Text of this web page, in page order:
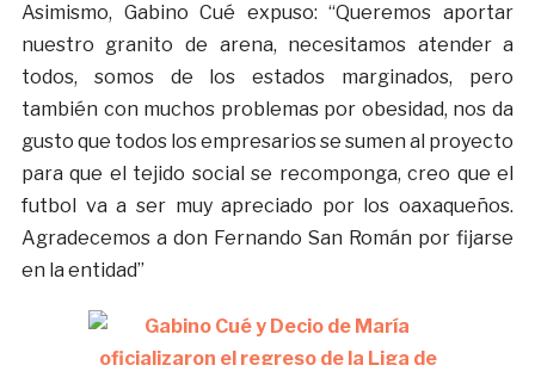
Asimismo, Gabino Cué expuso: “Queremos aportar
nuestro granito de arena, necesitamos atender a
todos, somos de los estados marginados, pero
también con muchos problemas por obesidad, nos da
gusto que todos los empresarios se sumen al proyecto
para que el tejido social se recomponga, creo que el
futbol va a ser muy apreciado por los oaxaqueños.
Agradecemos a don Fernando San Román por fijarse
en la entidad”